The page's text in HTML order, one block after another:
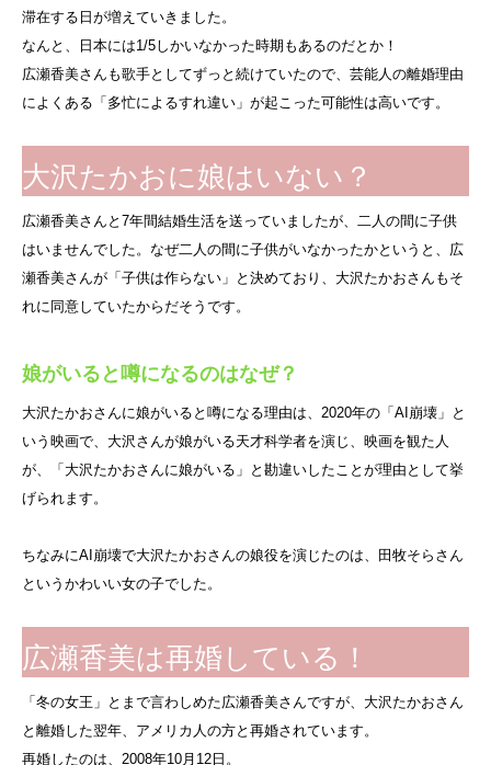
滞在する日が増えていきました。
なんと、日本には1/5しかいなかった時期もあるのだとか！
広瀬香美さんも歌手としてずっと続けていたので、芸能人の離婚理由
によくある「多忙によるすれ違い」が起こった可能性は高いです。
大沢たかおに娘はいない？
広瀬香美さんと7年間結婚生活を送っていましたが、二人の間に子供
はいませんでした。なぜ二人の間に子供がいなかったかというと、広
瀬香美さんが「子供は作らない」と決めており、大沢たかおさんもそ
れに同意していたからだそうです。
娘がいると噂になるのはなぜ？
大沢たかおさんに娘がいると噂になる理由は、2020年の「AI崩壊」と
いう映画で、大沢さんが娘がいる天才科学者を演じ、映画を観た人
が、「大沢たかおさんに娘がいる」と勘違いしたことが理由として挙
げられます。
ちなみにAI崩壊で大沢たかおさんの娘役を演じたのは、田牧そらさん
というかわいい女の子でした。
広瀬香美は再婚している！
「冬の女王」とまで言わしめた広瀬香美さんですが、大沢たかおさん
と離婚した翌年、アメリカ人の方と再婚されています。
再婚したのは、2008年10月12日。